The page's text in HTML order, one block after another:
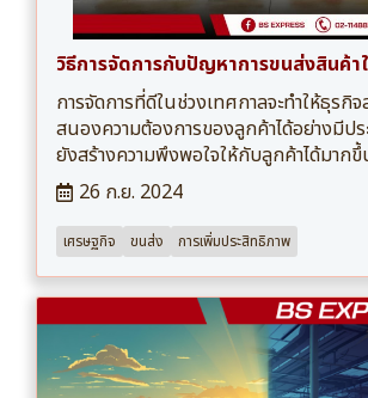
วิธีการจัดการกับปัญหาการขนส่งสินค้า
การจัดการที่ดีในช่วงเทศกาลจะทำให้ธุรกิ
สนองความต้องการของลูกค้าได้อย่างมีป
ยังสร้างความพึงพอใจให้กับลูกค้าได้มาก
26 ก.ย. 2024
เศรษฐกิจ ขนส่ง การเพิ่มประสิทธิภาพ